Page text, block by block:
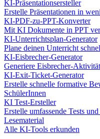
KI-Präsentationsersteller
Erstelle Präsentationen in
KI-PDF-zu-PPT-Konverter
Mit KI Dokumente in PPT
KI-Unterrichtsplan-Generator
Plane deinen Unterricht
KI-Eisbrecher-Generator
Generiere Eisbrecher-
KI-Exit-Ticket-Generator
Erstelle schnelle formative
SchülerInnen
KI Test-Ersteller
Erstelle umfassende Tests
Lesematerial
Alle KI-Tools erkunden